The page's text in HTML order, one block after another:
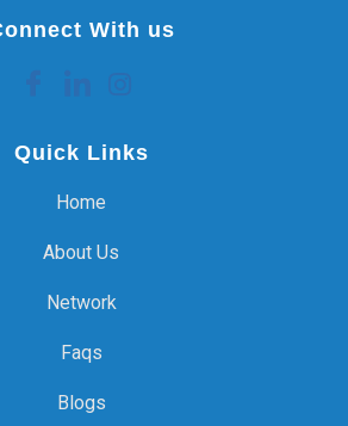
With us
Quick Links
Home
About Us
Network
Faqs
Blogs